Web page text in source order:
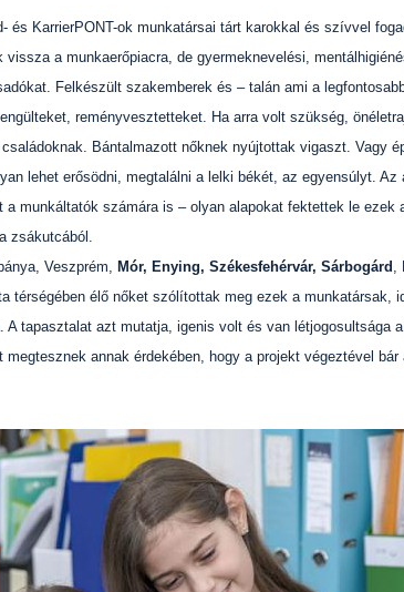
és KarrierPONT-ok munkatársai tárt karokkal és szívvel
vissza a munkaerőpiacra, de gyermeknevelési,
Felkészült szakemberek és – talán ami a
reményvesztetteket. Ha arra volt szükség,
Bántalmazott nőknek nyújtottak vigaszt. Vagy
lehet erősödni, megtalálni a lelki békét, az egyensúlyt.
munkáltatók számára is – olyan alapokat fektettek le ezek
zsákutcából.
Veszprém, Mór, Enying, Székesfehérvár, Sárbogárd ,
térségében élő nőket szólítottak meg ezek a munkatársak,
A tapasztalat azt mutatja, igenis volt és van létjogosultsága
annak érdekében, hogy a projekt végeztével